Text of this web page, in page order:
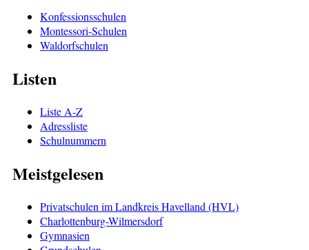
Konfessionsschulen
Montessori-Schulen
Waldorfschulen
Listen
Liste A-Z
Adressliste
Schulnummern
Meistgelesen
Privatschulen im Landkreis Havelland (HVL)
Charlottenburg-Wilmersdorf
Gymnasien